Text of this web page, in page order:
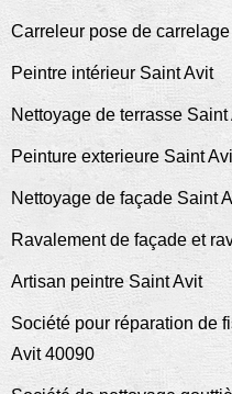
Carreleur pose de
Peintre intérieur Saint Avit
Nettoyage de terrasse
Peinture exterieure Saint
Nettoyage de façade Saint
Ravalement de façade et
Artisan peintre Saint Avit
Société pour réparation de
Avit 40090